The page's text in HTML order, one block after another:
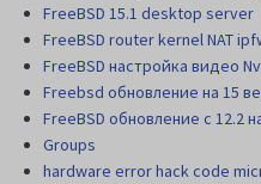
FreeBSD 15.1 desktop server
FreeBSD router kernel NAT
FreeBSD настройка видео
Freebsd обновление на 15
FreeBSD обновление с 12.2
Groups
hardware error hack code